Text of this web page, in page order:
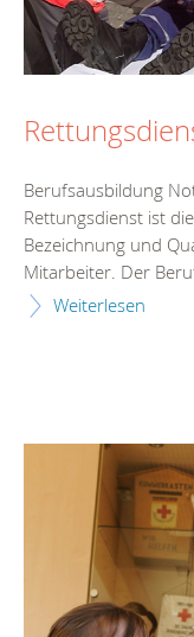
Berufsausbildung
Rettungsdienst ist
Bezeichnung und
Mitarbeiter. Der Beruf
Weiterlesen